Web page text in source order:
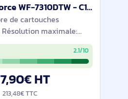
Epson WorkForce WF-7310DTW - C11CH70402
de cartouches
maximale:
Taille de papier de série
A3. Vitesse d'impression
A4/US Letter): 32
2.1/10
HT
213,48€ TTC